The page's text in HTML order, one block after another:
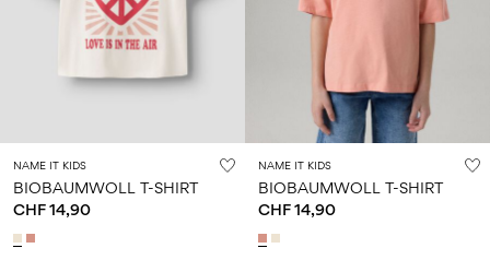
NAME IT KIDS
BIOBAUMWOLL T-SHIRT
CHF 14,90
NAME IT KIDS
BIOBAUMWOLL T-SHIRT
CHF 14,90